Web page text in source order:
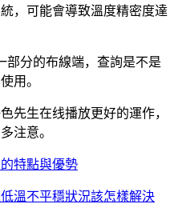
，可能會導致溫度精密度達
分的布線端，查詢是不是
用。
生在线播放更好的運作，
注意。
特點與優勢
溫不平穩狀況該怎樣解決